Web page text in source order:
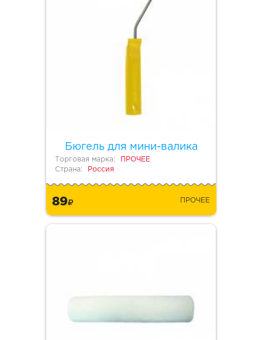
Бюгель для мини-валика
Торговая марка:
ПРОЧЕЕ
Страна:
Россия
89 ПРОЧЕЕ